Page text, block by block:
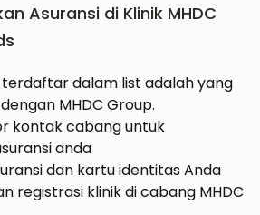
Asuransi di Klinik MHDC
terdaftar dalam list adalah yang
MHDC Group.
kontak cabang untuk
anda
dan kartu identitas Anda
registrasi klinik di cabang MHDC